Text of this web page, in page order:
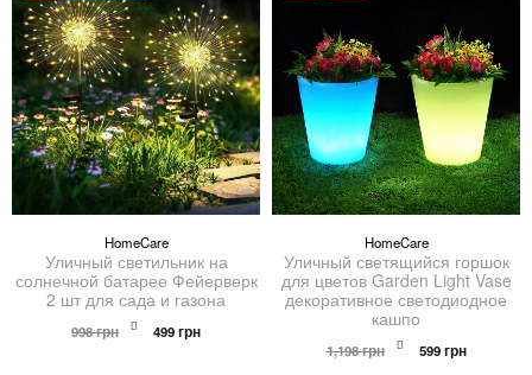
HomeCare
Уличный светильник на
солнечной батарее Фейерверк
2 шт для сада и газона
998грн
Первоначальная
цена
499грнТекущая
HomeCare
Уличный светящийся горшок
для цветов Garden Light Vase
декоративное светодиодное
кашпо
1,198грн
Первоначальная
цена
599грнТекущая